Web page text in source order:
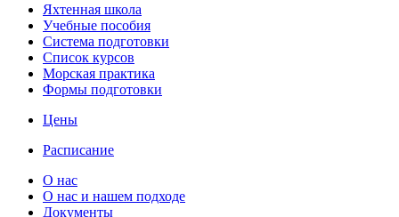
Яхтенная школа
Учебные пособия
Cистема подготовки
Список курсов
Морская практика
Формы подготовки
Цены
Расписание
О нас
О нас и нашем подходе
Документы